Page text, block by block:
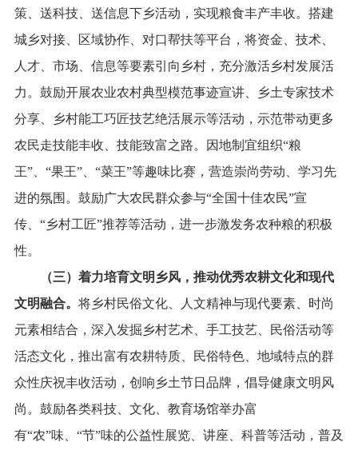
策、送科技、送信息下乡活动，实现粮食丰产丰收。搭建
城乡对接、区域协作、对口帮扶等平台，将资金、技术、
人才、市场、信息等要素引向乡村，充分激活乡村发展活
力。鼓励开展农业农村典型模范事迹宣讲、乡土专家技术
分享、乡村能工巧匠技艺绝活展示等活动，示范带动更多
农民走技能丰收、技能致富之路。因地制宜组织“粮
王”、“果王”、“菜王”等趣味比赛，营造崇尚劳动、学习先
进的氛围。鼓励广大农民群众参与“全国十佳农民”宣
传、“乡村工匠”推荐等活动，进一步激发务农种粮的积极
性。
（三）着力培育文明乡风，推动优秀农耕文化和现代
文明融合。 将乡村民俗文化、人文精神与现代要素、时尚
元素相结合，深入发掘乡村艺术、手工技艺、民俗活动等
活态文化，推出富有农耕特质、民俗特色、地域特点的群
众性庆祝丰收活动，创响乡土节日品牌，倡导健康文明风
尚。鼓励各类科技、文化、教育场馆举办富
有“农”味、“节”味的公益性展览、讲座、科普等活动，普及